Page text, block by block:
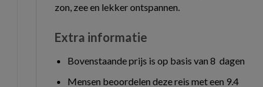
zon, zee en lekker ontspannen.
Extra informatie
Bovenstaande prijs is op basis van 8 dagen
Mensen beoordelen deze reis met een 9.4